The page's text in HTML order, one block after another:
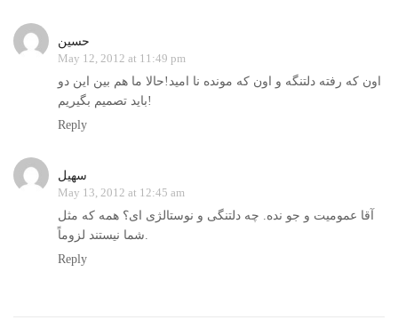
حسین
May 12, 2012 at 11:49 pm
اون که رفته دلتنگه و اون که مونده نا امید!حالا ما هم بین این دو
باید تصمیم بگیریم!
Reply
سهیل
May 13, 2012 at 12:45 am
آقا عمومیت و جو نده. چه دلتنگی و نوستالژی ای؟ همه که مثل
شما نیستند لزوماً.
Reply